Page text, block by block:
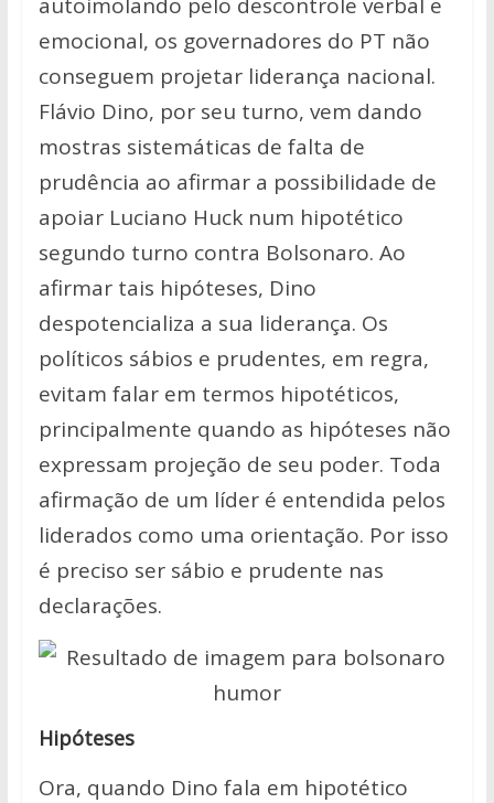
emocional, os governadores do PT não
conseguem projetar liderança nacional.
Flávio Dino, por seu turno, vem dando
mostras sistemáticas de falta de
prudência ao afirmar a possibilidade de
apoiar Luciano Huck num hipotético
segundo turno contra Bolsonaro. Ao
afirmar tais hipóteses, Dino
despotencializa a sua liderança. Os
políticos sábios e prudentes, em regra,
evitam falar em termos hipotéticos,
principalmente quando as hipóteses não
expressam projeção de seu poder. Toda
afirmação de um líder é entendida pelos
liderados como uma orientação. Por isso
é preciso ser sábio e prudente nas
declarações.
Hipóteses
Ora, quando Dino fala em hipotético